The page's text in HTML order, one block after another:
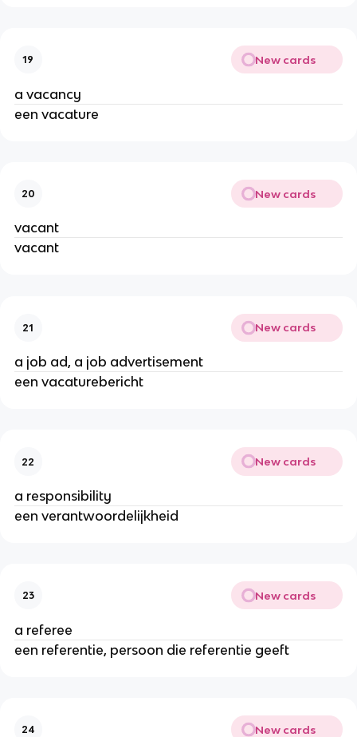
19 New cards
a vacancy
een vacature
20 New cards
vacant
vacant
21 New cards
a job ad, a job advertisement
een vacaturebericht
22 New cards
a responsibility
een verantwoordelijkheid
23 New cards
a referee
een referentie, persoon die referentie geeft
24 New cards